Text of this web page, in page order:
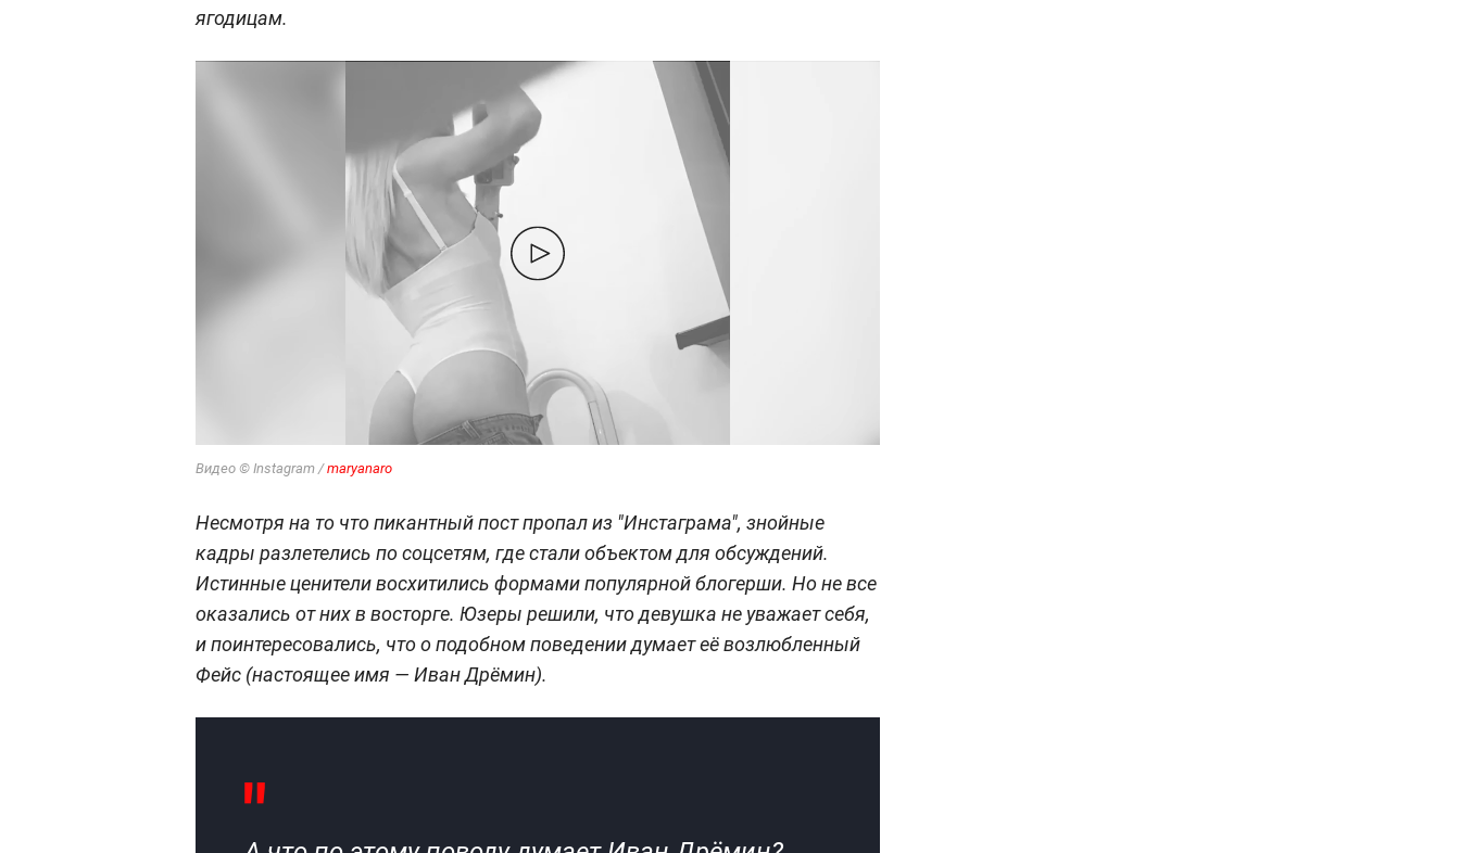
ягодицам.
Видео © Instagram /maryanaro
Несмотря на то что пикантный пост пропал из "Инстаграма", знойные
кадры разлетелись по соцсетям, где стали объектом для обсуждений.
Истинные ценители восхитились формами популярной блогерши. Но не все
оказались от них в восторге. Юзеры решили, что девушка не уважает себя,
и поинтересовались, что о подобном поведении думает её возлюбленный
Фейс (настоящее имя — Иван Дрёмин).